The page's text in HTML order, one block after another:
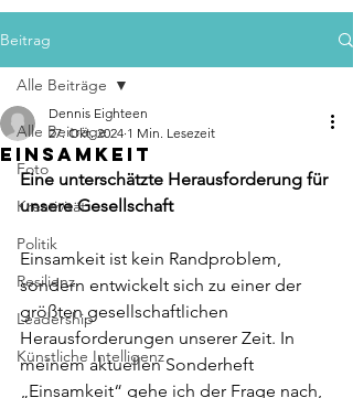
Beitrag
Alle Beiträge
Foto
Kreativität
Politik
Resilienz
Leadership
Künstliche Intelligenz
Alle Beiträge
Einsamkeit
Dennis Eighteen
27. Okt. 2024 1 Min. Lesezeit
Eine unterschätzte Herausforderung für
unsere Gesellschaft
Einsamkeit ist kein Randproblem,
sondern entwickelt sich zu einer der
größten gesellschaftlichen
Herausforderungen unserer Zeit. In
meinem aktuellen Sonderheft
„Einsamkeit“ gehe ich der Frage nach,